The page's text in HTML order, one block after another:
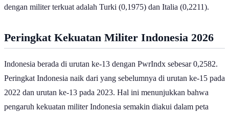
dengan militer terkuat adalah Turki (0,1975) dan Italia (0,2211).
Peringkat Kekuatan Militer Indonesia 2026
Indonesia berada di urutan ke-13 dengan PwrIndx sebesar 0,2582.
Peringkat Indonesia naik dari yang sebelumnya di urutan ke-15 pada
2022 dan urutan ke-13 pada 2023. Hal ini menunjukkan bahwa
pengaruh kekuatan militer Indonesia semakin diakui dalam peta